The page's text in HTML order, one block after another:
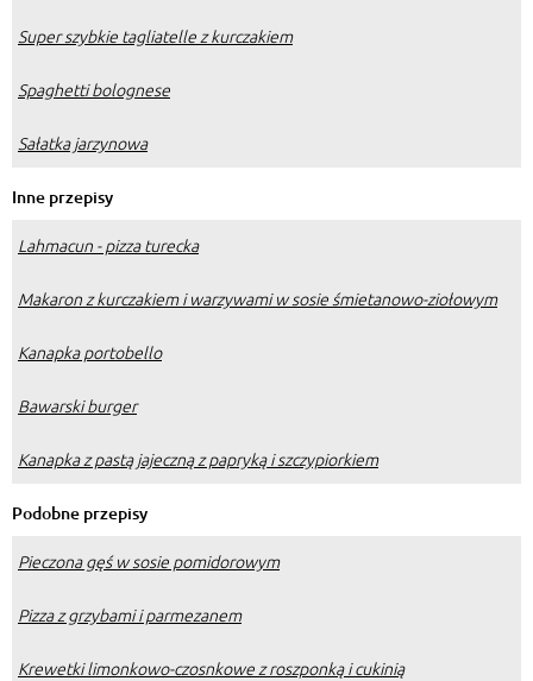
Super szybkie tagliatelle z kurczakiem
Spaghetti bolognese
Sałatka jarzynowa
Inne przepisy
Lahmacun - pizza turecka
Makaron z kurczakiem i warzywami w sosie śmietanowo-ziołowym
Kanapka portobello
Bawarski burger
Kanapka z pastą jajeczną z papryką i szczypiorkiem
Podobne przepisy
Pieczona gęś w sosie pomidorowym
Pizza z grzybami i parmezanem
Krewetki limonkowo-czosnkowe z roszponką i cukinią